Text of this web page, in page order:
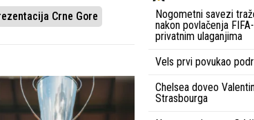
Crne Gore
Nogometni savezi
nakon povlačenja
privatnim ulaganjima
Vels prvi povukao
Chelsea doveo
Strasbourga